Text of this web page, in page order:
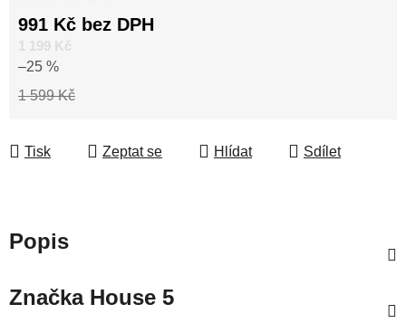
1 599 Kč
–25 %
1 199 Kč
991 Kč bez DPH
Tisk Zeptat se Hlídat Sdílet
Popis
ZnačkaHouse 5